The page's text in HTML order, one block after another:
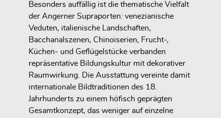
Besonders auffällig ist die thematische Vielfalt
der Angerner Supraporten: venezianische
Veduten, italienische Landschaften,
Bacchanalszenen, Chinoiserien, Frucht-,
Küchen- und Geflügelstücke verbanden
repräsentative Bildungskultur mit dekorativer
Raumwirkung. Die Ausstattung vereinte damit
internationale Bildtraditionen des 18.
Jahrhunderts zu einem höfisch geprägten
Gesamtkonzept, das weniger auf einzelne